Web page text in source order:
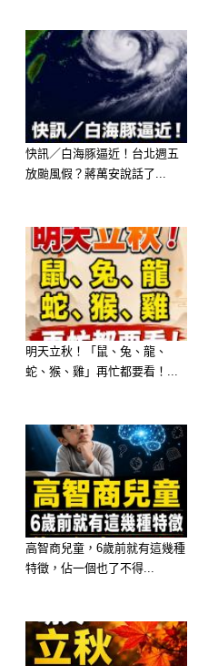
大的人而言，你卻
因此，你應該提醒
意謙虛，才能夠得
臂之力。即使只是
B：給選擇「珍珠
建議：能收能放
天真爛漫的你，身
絕，爽朗的性格有
心，因此備受眾人
為你招致誤解。放
博得大家的喜愛，
頭，恐怕就不是開
事了。
有些時候，也讓其
面，該動手的時候
快訊／白海豚逼近！台北週五
放颱風假？蔣萬安說話了...
明天立秋！「鼠、兔、龍、
蛇、猴、雞」再忙都要看！...
高智商兒童，6歲前就有這幾種
特徵，佔一個也了不得...